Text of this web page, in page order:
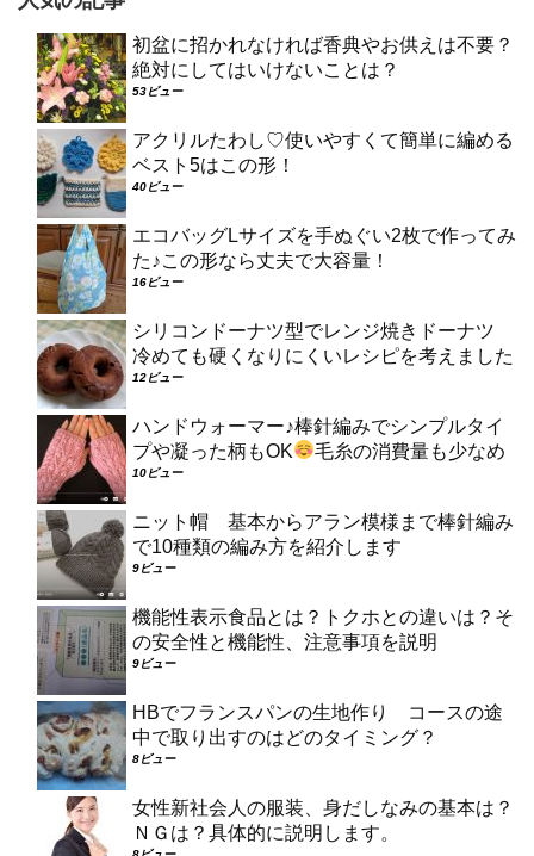
初盆に招かれなければ香典やお供えは不要？
絶対にしてはいけないことは？
53ビュー
アクリルたわし♡使いやすくて簡単に編める
ベスト5はこの形！
40ビュー
エコバッグLサイズを手ぬぐい2枚で作ってみ
た♪この形なら丈夫で大容量！
16ビュー
シリコンドーナツ型でレンジ焼きドーナツ
冷めても硬くなりにくいレシピを考えました
12ビュー
ハンドウォーマー♪棒針編みでシンプルタイ
プや凝った柄もOK
毛糸の消費量も少なめ
10ビュー
ニット帽 基本からアラン模様まで棒針編み
で10種類の編み方を紹介します
9ビュー
機能性表示食品とは？トクホとの違いは？そ
の安全性と機能性、注意事項を説明
9ビュー
HBでフランスパンの生地作り コースの途
中で取り出すのはどのタイミング？
8ビュー
女性新社会人の服装、身だしなみの基本は？
ＮＧは？具体的に説明します。